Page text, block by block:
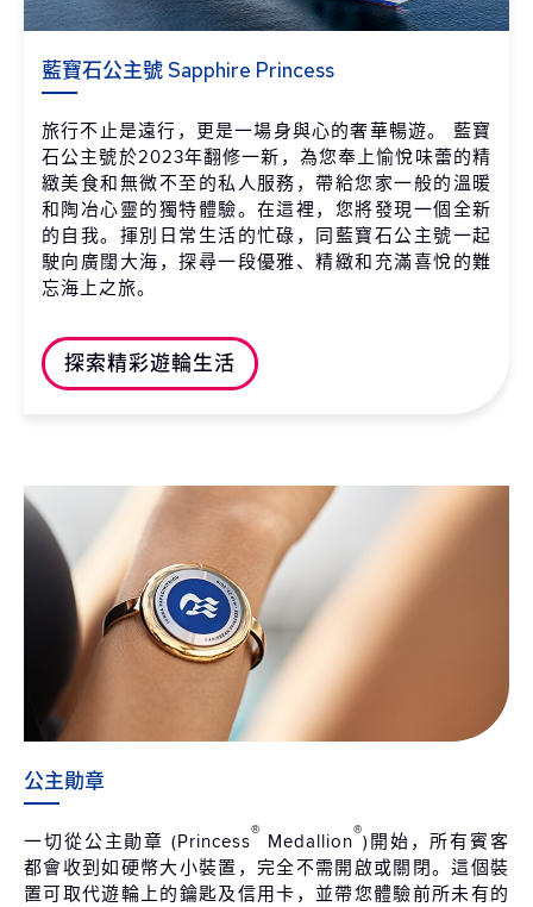
藍寶石公主號 Sapphire Princess
旅行不止是遠行，更是一場身與心的奢華暢遊。 藍寶
石公主號於2023年翻修一新，為您奉上愉悅味蕾的精
緻美食和無微不至的私人服務，帶給您家一般的溫暖
和陶冶心靈的獨特體驗。在這裡，您將發現一個全新
的自我。揮別日常生活的忙碌，同藍寶石公主號一起
駛向廣闊大海，探尋一段優雅、精緻和充滿喜悅的難
忘海上之旅。
探索精彩遊輪生活
公主勛章
一切從公主勛章 (Princess® Medallion®)開始，所有賓客
都會收到如硬幣大小裝置，完全不需開啟或關閉。這個裝
置可取代遊輪上的鑰匙及信用卡，並帶您體驗前所未有的